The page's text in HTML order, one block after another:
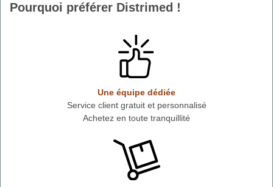
Pourquoi préférer Distrimed !
Une équipe dédiée
Service client gratuit et personnalisé
Achetez en toute tranquillité